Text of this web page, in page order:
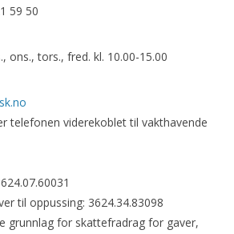
59 50
ons., tors., fred. kl. 10.00-15.00
telefonen viderekoblet til vakthavende
til oppussing: 3624.34.83098
grunnlag for skattefradrag for gaver,